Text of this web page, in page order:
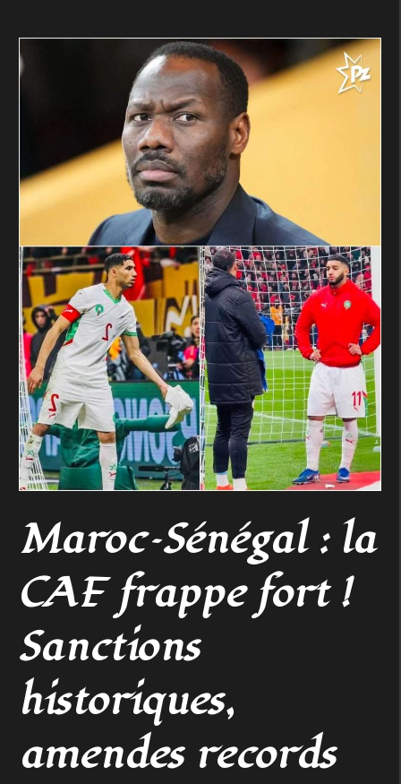
Maroc–Sénégal : la
CAF frappe fort !
Sanctions
historiques,
amendes records